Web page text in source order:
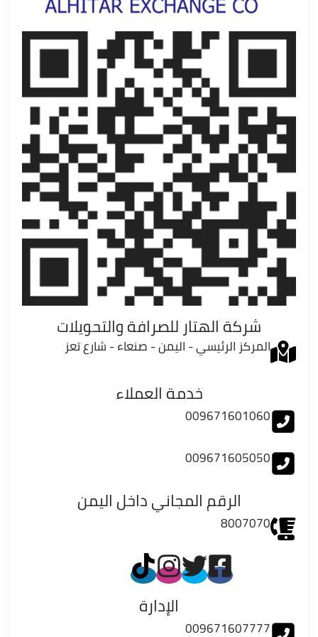
شركة الهتار للصرافة والتحويلات
المركز الرئيسي - اليمن - صنعاء - شارع تعز
خدمة العملاء
009671601060
009671605050
الرقم المجاني داخل اليمن
8007070
الإدارة
009671607777